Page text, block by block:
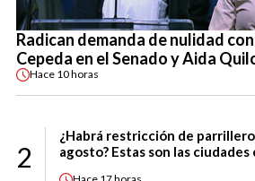
Radican demanda de nulidad
Cepeda en el Senado y Aida
Hace 10 horas
2
¿Habrá restricción de
agosto? Estas son las